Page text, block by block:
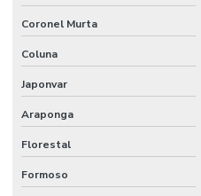
Coronel Murta
Coluna
Japonvar
Araponga
Florestal
Formoso